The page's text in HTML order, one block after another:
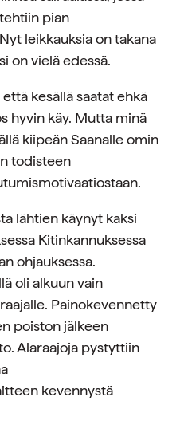
pian
leikkauksia on takana
on vielä edessä.
kesällä saatat ehkä
hyvin käy. Mutta minä
kiipeän Saanalle omin
todisteen
lähtien käynyt kaksi
Kitinkannuksessa
ohjauksessa.
oli alkuun vain
Painokevennetty
poiston jälkeen
Alaraajoja pystyttiin
kevennystä